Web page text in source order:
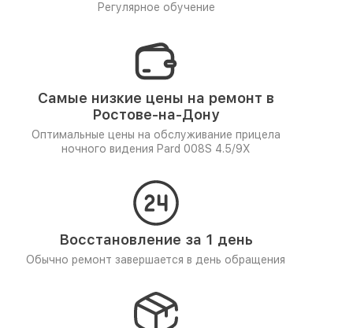
Регулярное обучение
Самые низкие цены на ремонт в
Ростове-на-Дону
Оптимальные цены на обслуживание прицела
ночного видения Pard 008S 4.5/9X
Восстановление за 1 день
Обычно ремонт завершается в день обращения